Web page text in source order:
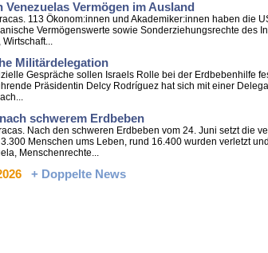
Vermögen im Ausland
113 Ökonom:innen und Akademiker:innen haben die
Vermögenswerte sowie Sonderziehungsrechte des
Militärdelegation
Gespräche sollen Israels Rolle bei der Erdbebenhilfe
Präsidentin Delcy Rodríguez hat sich mit einer
schwerem Erdbeben
Nach den schweren Erdbeben vom 24. Juni setzt die
Menschen ums Leben, rund 16.400 wurden verletzt
Menschenrechte...
+ Doppelte News